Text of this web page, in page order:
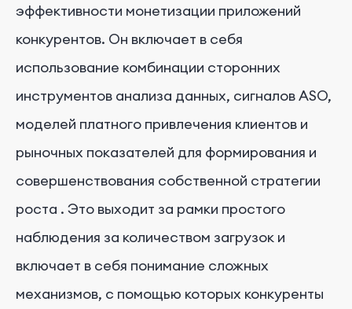
эффективности монетизации приложений
конкурентов. Он включает в себя
использование комбинации сторонних
инструментов анализа данных, сигналов ASO,
моделей платного привлечения клиентов и
рыночных показателей для формирования и
совершенствования собственной стратегии
роста . Это выходит за рамки простого
наблюдения за количеством загрузок и
включает в себя понимание сложных
механизмов, с помощью которых конкуренты